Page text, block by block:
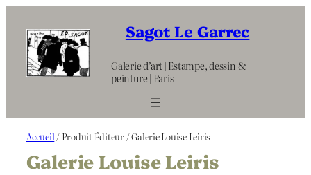
contenu
Sagot Le Garrec
Galerie d’art | Estampe, dessin &
peinture | Paris
Accueil / Produit Éditeur / Galerie Louise Leiris
Galerie Louise Leiris